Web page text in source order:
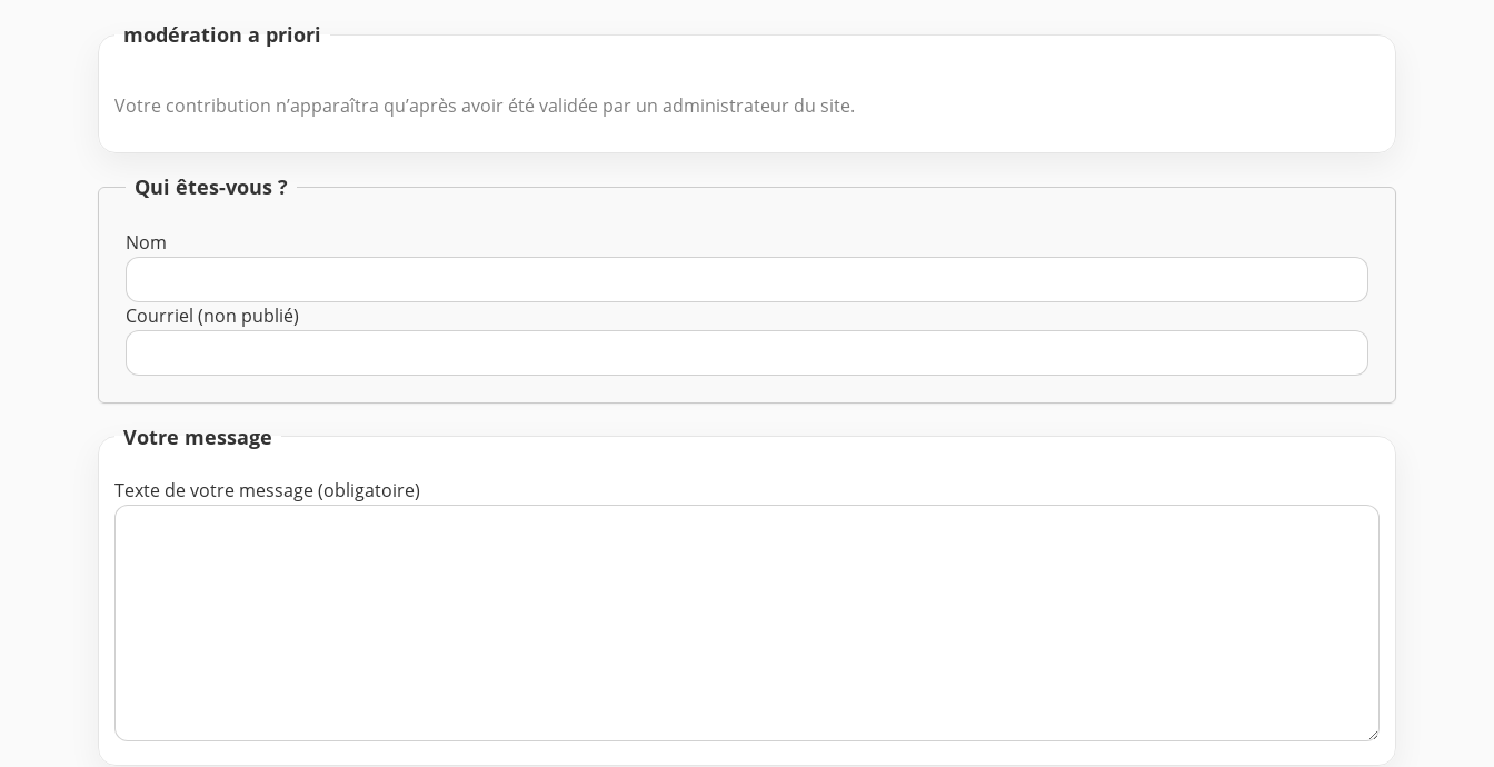
modération a priori
Votre contribution n’apparaîtra qu’après avoir été validée par un administrateur du site.
Qui êtes-vous ?
Nom
Courriel (non publié)
Votre message
Texte de votre message (obligatoire)